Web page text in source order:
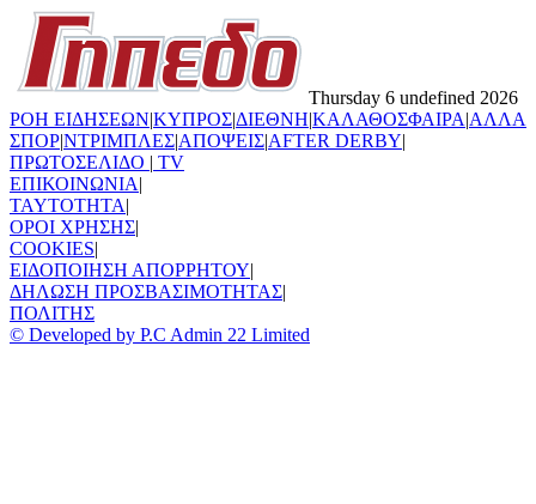
Thursday 6 undefined 2026
ΡΟΗ ΕΙΔΗΣΕΩΝ|ΚΥΠΡΟΣ|ΔΙΕΘΝΗ|ΚΑΛΑΘΟΣΦΑΙΡΑ|ΑΛΛΑ
ΣΠΟΡ|ΝΤΡΙΜΠΛΕΣ|ΑΠΟΨΕΙΣ|AFTER DERBY|
ΠΡΩΤΟΣΕΛΙΔΟ | TV
ΕΠΙΚΟΙΝΩΝΙΑ|
TAYTOTHTA|
ΟΡΟΙ ΧΡΗΣΗΣ|
COOKIES|
ΕΙΔΟΠΟΙΗΣΗ ΑΠΟΡΡΗΤΟΥ|
ΔΗΛΩΣΗ ΠΡΟΣΒΑΣΙΜΟΤΗΤΑΣ|
ΠΟΛΙΤΗΣ
© Developed by P.C Admin 22 Limited